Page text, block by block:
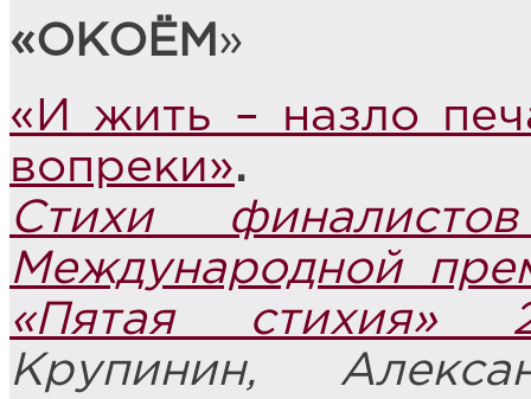
«ОКОЁМ »
« И жить – назло
вопреки».
Стихи
Международной
«Пятая стихия»
Крупинин,